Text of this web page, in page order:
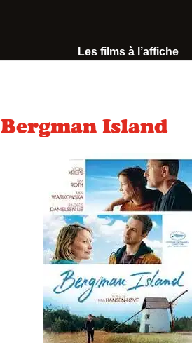
Les films à l’affiche
Bergman Island